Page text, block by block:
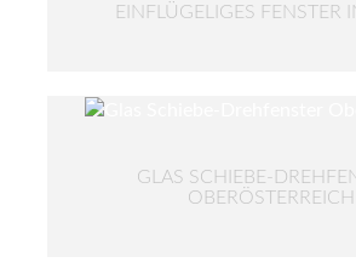
EINFLÜGELIGES FENSTER
GLAS SCHIEBE-
OBERÖSTERREICH